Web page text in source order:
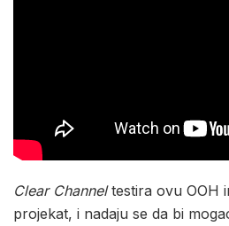
Clear Channeltestira ovu OOH
projekat, i nadaju se da bi